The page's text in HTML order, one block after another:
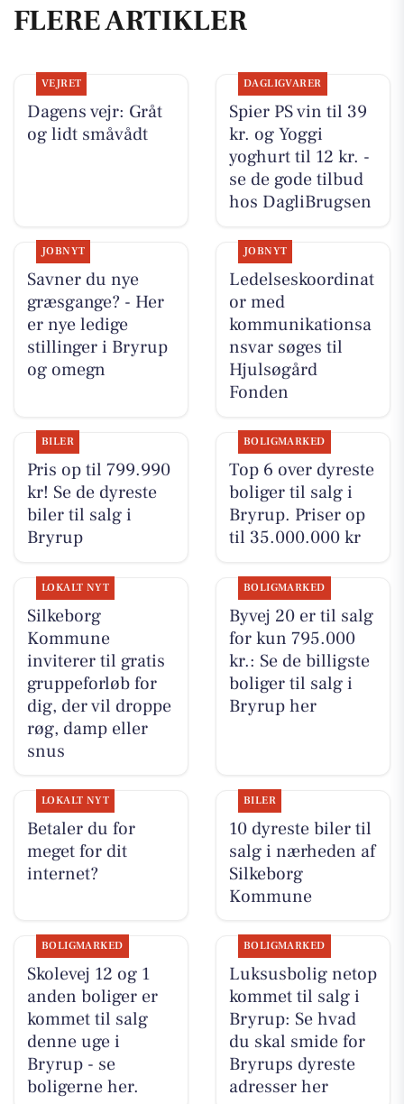
FLERE ARTIKLER
VEJRET
Dagens vejr: Gråt
og lidt småvådt
DAGLIGVARER
Spier PS vin til 39
kr. og Yoggi
yoghurt til 12 kr. -
se de gode tilbud
hos DagliBrugsen
JOBNYT
Savner du nye
græsgange? - Her
er nye ledige
stillinger i Bryrup
og omegn
JOBNYT
Ledelseskoordinat
or med
kommunikationsa
nsvar søges til
Hjulsøgård
Fonden
BILER
Pris op til 799.990
kr! Se de dyreste
biler til salg i
Bryrup
BOLIGMARKED
Top 6 over dyreste
boliger til salg i
Bryrup. Priser op
til 35.000.000 kr
LOKALT NYT
Silkeborg
Kommune
inviterer til gratis
gruppeforløb for
dig, der vil droppe
røg, damp eller
snus
BOLIGMARKED
Byvej 20 er til salg
for kun 795.000
kr.: Se de billigste
boliger til salg i
Bryrup her
LOKALT NYT
Betaler du for
meget for dit
internet?
BILER
10 dyreste biler til
salg i nærheden af
Silkeborg
Kommune
BOLIGMARKED
Skolevej 12 og 1
anden boliger er
kommet til salg
denne uge i
Bryrup - se
boligerne her.
BOLIGMARKED
Luksusbolig netop
kommet til salg i
Bryrup: Se hvad
du skal smide for
Bryrups dyreste
adresser her